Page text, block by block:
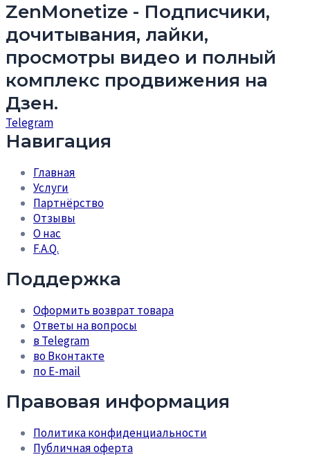
ZenMonetize - Подписчики,
дочитывания, лайки,
просмотры видео и полный
комплекс продвижения на
Дзен.
Telegram
Навигация
Главная
Услуги
Партнёрство
Отзывы
О нас
F.A.Q.
Поддержка
Оформить возврат товара
Ответы на вопросы
в Telegram
во Вконтакте
по E-mail
Правовая информация
Политика конфиденциальности
Публичная оферта